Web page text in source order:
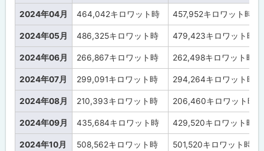
2024年04月 464,042キロワット時 457,952キロワット時
2024年05月 486,325キロワット時 479,423キロワット時
2024年06月 266,867キロワット時 262,498キロワット時
2024年07月 299,091キロワット時 294,264キロワット時
2024年08月 210,393キロワット時 206,460キロワット時
2024年09月 435,684キロワット時 429,520キロワット時
2024年10月 508,562キロワット時 501,520キロワット時